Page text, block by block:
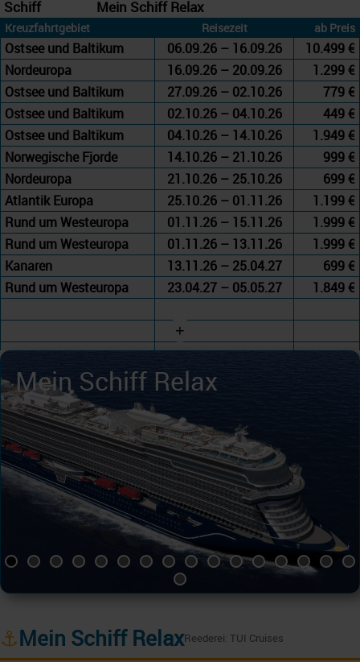
Schiff Mein Schiff Relax
Kreuzfahrtgebiet Reisezeit ab Preis
Ostsee und Baltikum 06.09.26 – 16.09.26
10.499 €
Nordeuropa
16.09.26 – 20.09.26
1.299 €
Ostsee und Baltikum
27.09.26 – 02.10.26
779 €
Ostsee und Baltikum
02.10.26 – 04.10.26
449 €
Ostsee und Baltikum
04.10.26 – 14.10.26
1.949 €
Norwegische Fjorde
14.10.26 – 21.10.26
999 €
Nordeuropa
21.10.26 – 25.10.26
699 €
Atlantik Europa
25.10.26 – 01.11.26
1.199 €
Rund um Westeuropa
01.11.26 – 15.11.26
1.999 €
Rund um Westeuropa
01.11.26 – 13.11.26
1.999 €
Kanaren
13.11.26 – 25.04.27
699 €
Rund um Westeuropa
23.04.27 – 05.05.27 1.849 €
+
Mein Schiff Relax
⚓Mein Schiff RelaxReederei: TUI Cruises